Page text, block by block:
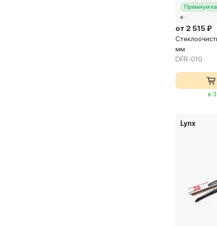
Премиум
от 2 515 ₽
мм
DFR-010
в
Lynx